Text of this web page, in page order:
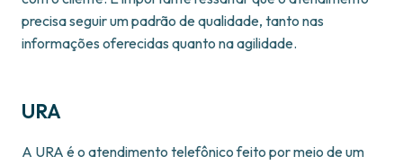
precisa seguir um padrão de qualidade, tanto nas
informações oferecidas quanto na agilidade.
URA
A URA é o atendimento telefônico feito por meio de um